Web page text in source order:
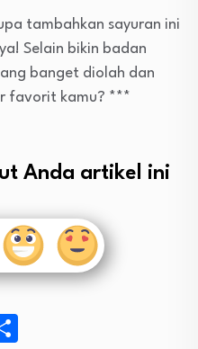
tambahkan sayuran ini
Selain bikin badan
banget diolah dan
favorit kamu? ***
Anda artikel ini